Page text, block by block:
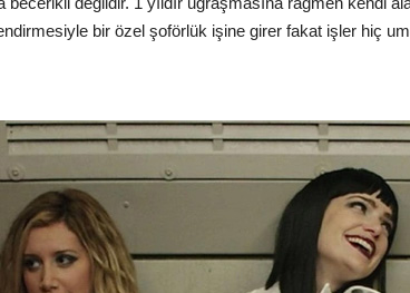
bir özel şoförlük işine girer fakat işler hiç